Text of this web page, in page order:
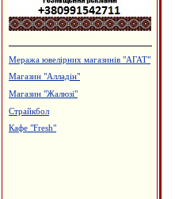
Сімейний пансіон "На Куті"
Лікувально-діагностичний центр